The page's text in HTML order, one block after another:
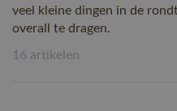
veel kleine dingen in de
overall te dragen.
16 artikelen